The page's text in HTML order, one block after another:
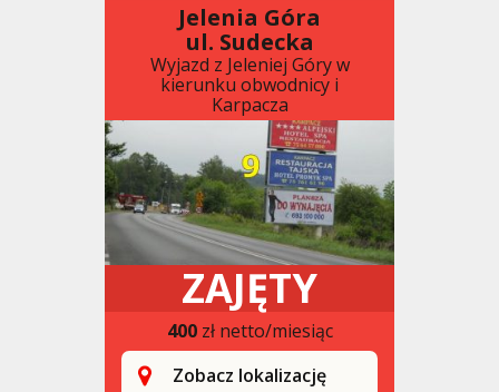
Jelenia Góra
ul. Sudecka
Wyjazd z Jeleniej Góry w
kierunku obwodnicy i
Karpacza
ZAJĘTY
400zł netto/miesiąc
Zobacz lokalizację